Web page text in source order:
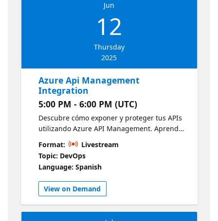
Jun
12
Thursday
2025
Azure Api Management
Integration
5:00 PM - 6:00 PM (UTC)
Descubre cómo exponer y proteger tus APIs
utilizando Azure API Management. Aprende
a crear puertas de enlace seguras para tus
servicios backend, aplicar políticas de acceso
y monitorear el uso de tus APIs. Arquitectura
de la integración de API en Azure
Format:
Livestream
Topic: DevOps
Language: Spanish
View on Demand